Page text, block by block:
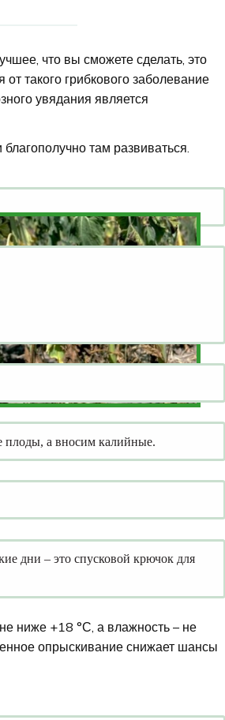
что вы сможете сделать, это
такого грибкового заболевание
увядания является
там развиваться.
плоды, а вносим калийные.
дни – это спусковой крючок для
ниже +18 °С, а влажность – не
опрыскивание снижает шансы